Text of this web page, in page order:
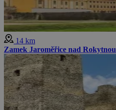
14 km
Zamek Jaroměřice nad Rokytnou